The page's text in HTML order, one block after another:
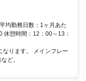
均勤務日数：1ヶ月あた
休憩時間：12：00～13：
なります。 メインフレー
ど。